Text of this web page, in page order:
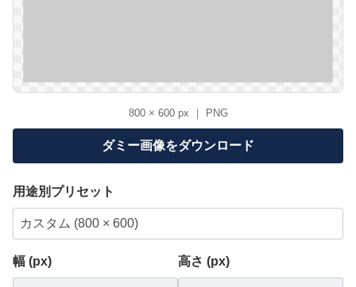
800 × 600 px ｜ PNG
ダミー画像をダウンロード
用途別プリセット
幅 (px) 高さ (px)